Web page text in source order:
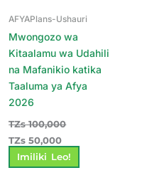
AFYAPlans-Ushauri
Mwongozo wa
Kitaalamu wa Udahili
na Mafanikio katika
Taaluma ya Afya
2026
TZs100,000
TZs 50,000
Imiliki Leo!